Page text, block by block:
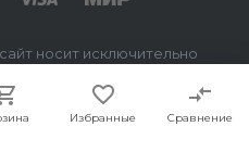
Избранные Сравнение
носит исключительно
офертой, определяемой
437 ГК РФ.